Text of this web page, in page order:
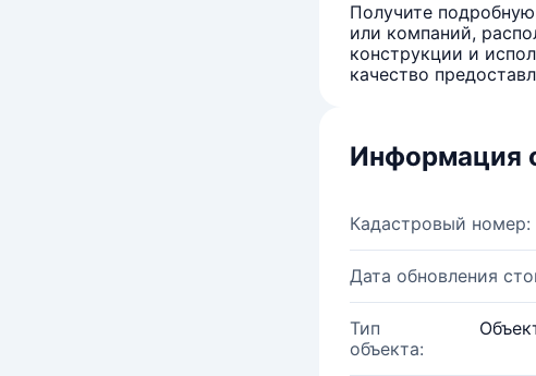
Получите
или компаний,
конструкции и
качество
Информация
Кадастровый номер:
Дата обновления
Тип
объекта: